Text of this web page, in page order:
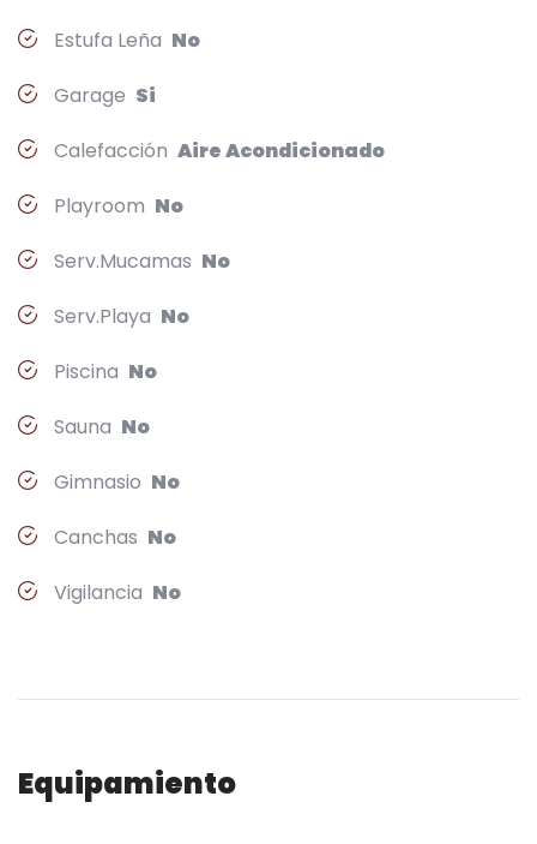
Estufa Leña No
Garage Si
Calefacción Aire Acondicionado
Playroom No
Serv.Mucamas No
Serv.Playa No
Piscina No
Sauna No
Gimnasio No
Canchas No
Vigilancia No
Equipamiento